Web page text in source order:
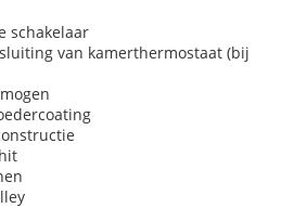
schakelaar
van kamerthermostaat (bij